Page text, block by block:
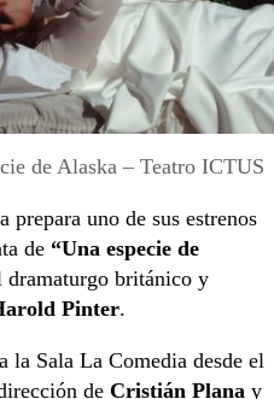
de Alaska – Teatro ICTUS
prepara uno de sus estrenos
de “Una especie de
dramaturgo británico y
Pinter.
la Sala La Comedia desde el
de Cristián Plana y